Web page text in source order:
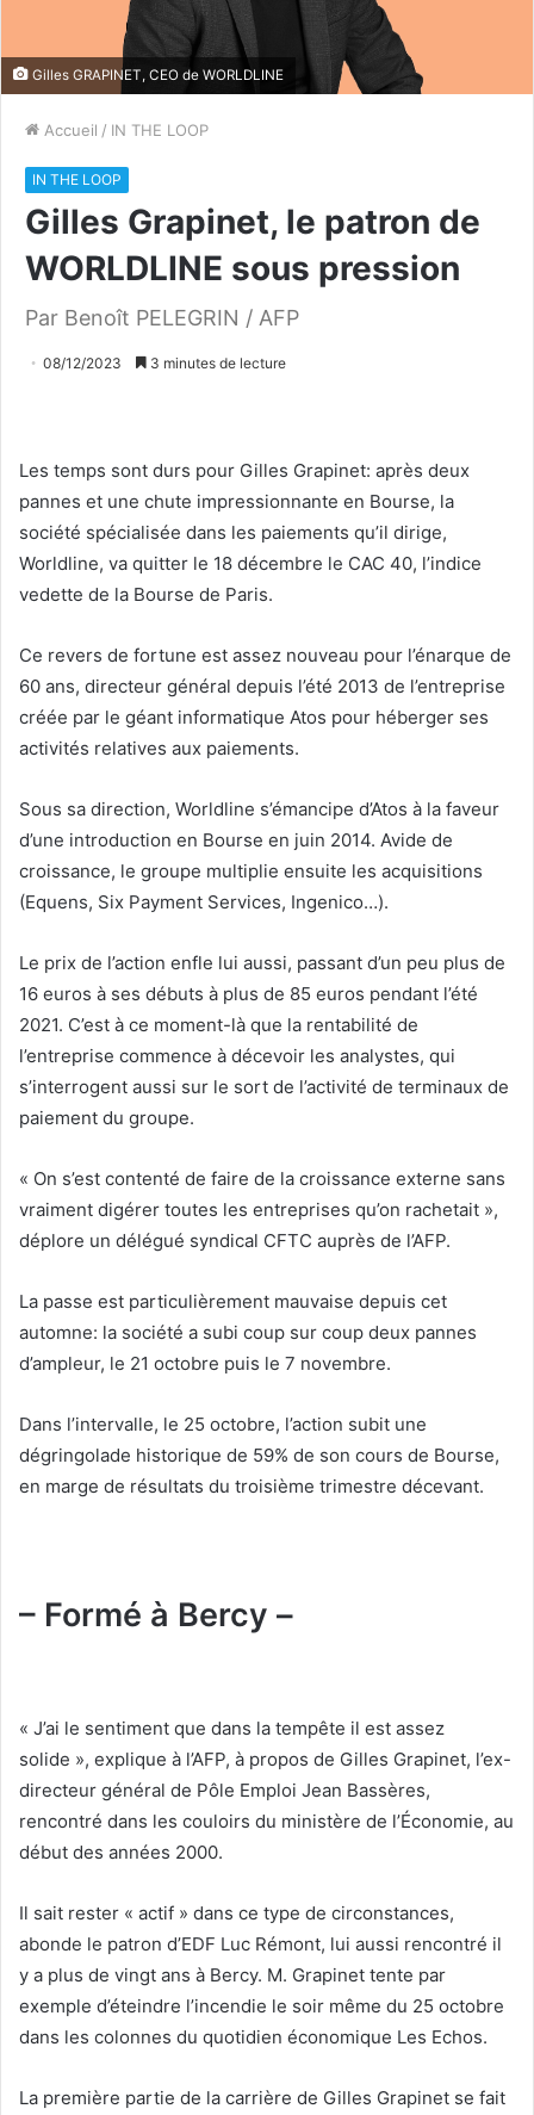
Gilles GRAPINET, CEO de WORLDLINE
Accueil / IN THE LOOP
IN THE LOOP
Gilles Grapinet, le patron de
WORLDLINE sous pression
Par Benoît PELEGRIN / AFP
08/12/2023 3 minutes de lecture
Les temps sont durs pour Gilles Grapinet: après deux
pannes et une chute impressionnante en Bourse, la
société spécialisée dans les paiements qu’il dirige,
Worldline, va quitter le 18 décembre le CAC 40, l’indice
vedette de la Bourse de Paris.
Ce revers de fortune est assez nouveau pour l’énarque de
60 ans, directeur général depuis l’été 2013 de l’entreprise
créée par le géant informatique Atos pour héberger ses
activités relatives aux paiements.
Sous sa direction, Worldline s’émancipe d’Atos à la faveur
d’une introduction en Bourse en juin 2014. Avide de
croissance, le groupe multiplie ensuite les acquisitions
(Equens, Six Payment Services, Ingenico…).
Le prix de l’action enfle lui aussi, passant d’un peu plus de
16 euros à ses débuts à plus de 85 euros pendant l’été
2021. C’est à ce moment-là que la rentabilité de
l’entreprise commence à décevoir les analystes, qui
s’interrogent aussi sur le sort de l’activité de terminaux de
paiement du groupe.
« On s’est contenté de faire de la croissance externe sans
vraiment digérer toutes les entreprises qu’on rachetait »,
déplore un délégué syndical CFTC auprès de l’AFP.
La passe est particulièrement mauvaise depuis cet
automne: la société a subi coup sur coup deux pannes
d’ampleur, le 21 octobre puis le 7 novembre.
Dans l’intervalle, le 25 octobre, l’action subit une
dégringolade historique de 59% de son cours de Bourse,
en marge de résultats du troisième trimestre décevant.
– Formé à Bercy –
« J’ai le sentiment que dans la tempête il est assez
solide », explique à l’AFP, à propos de Gilles Grapinet, l’ex-
directeur général de Pôle Emploi Jean Bassères,
rencontré dans les couloirs du ministère de l’Économie, au
début des années 2000.
Il sait rester « actif » dans ce type de circonstances,
abonde le patron d’EDF Luc Rémont, lui aussi rencontré il
y a plus de vingt ans à Bercy. M. Grapinet tente par
exemple d’éteindre l’incendie le soir même du 25 octobre
dans les colonnes du quotidien économique Les Echos.
La première partie de la carrière de Gilles Grapinet se fait